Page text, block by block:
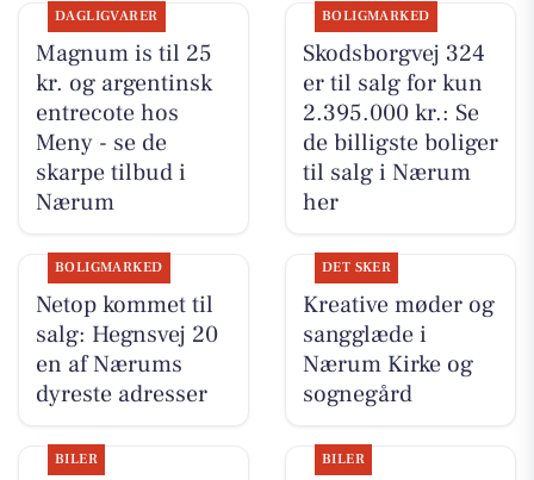
DAGLIGVARER
Magnum is til 25
kr. og argentinsk
entrecote hos
Meny - se de
skarpe tilbud i
Nærum
BOLIGMARKED
Skodsborgvej 324
er til salg for kun
2.395.000 kr.: Se
de billigste boliger
til salg i Nærum
her
BOLIGMARKED
Netop kommet til
salg: Hegnsvej 20
en af Nærums
dyreste adresser
DET SKER
Kreative møder og
sangglæde i
Nærum Kirke og
sognegård
BILER BILER